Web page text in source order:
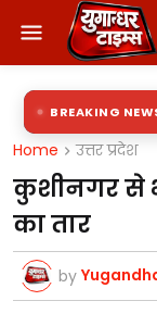
BREAKING
नाम में खेल या
Home उत्तर प्रदेश
कुशीनगर से
का तार
by